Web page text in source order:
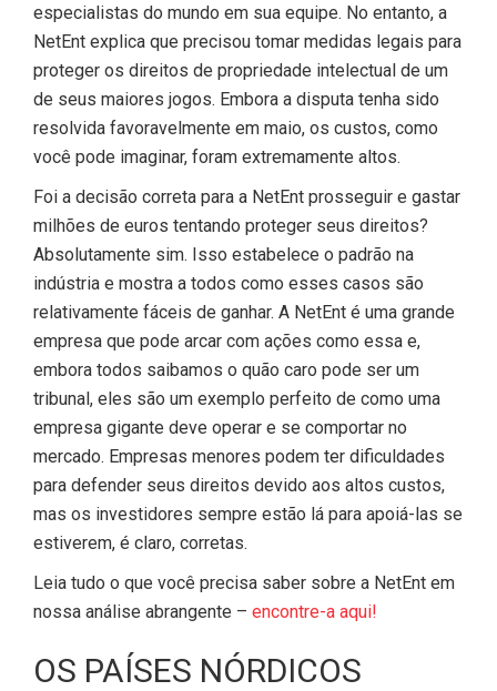
especialistas do mundo em sua equipe. No entanto, a
NetEnt explica que precisou tomar medidas legais para
proteger os direitos de propriedade intelectual de um
de seus maiores jogos. Embora a disputa tenha sido
resolvida favoravelmente em maio, os custos, como
você pode imaginar, foram extremamente altos.
Foi a decisão correta para a NetEnt prosseguir e gastar
milhões de euros tentando proteger seus direitos?
Absolutamente sim. Isso estabelece o padrão na
indústria e mostra a todos como esses casos são
relativamente fáceis de ganhar. A NetEnt é uma grande
empresa que pode arcar com ações como essa e,
embora todos saibamos o quão caro pode ser um
tribunal, eles são um exemplo perfeito de como uma
empresa gigante deve operar e se comportar no
mercado. Empresas menores podem ter dificuldades
para defender seus direitos devido aos altos custos,
mas os investidores sempre estão lá para apoiá-las se
estiverem, é claro, corretas.
Leia tudo o que você precisa saber sobre a NetEnt em
nossa análise abrangente – encontre-a aqui!
OS PAÍSES NÓRDICOS